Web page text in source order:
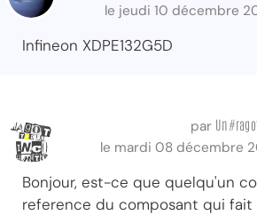
le jeudi 10 décembre
Infineon XDPE132G5D
par Un
le mardi 08 décembre
Bonjour, est-ce que quelqu'un
reference du composant qui fait